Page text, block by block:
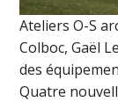
Ateliers O-S
Colboc, Gaël
des
Quatre